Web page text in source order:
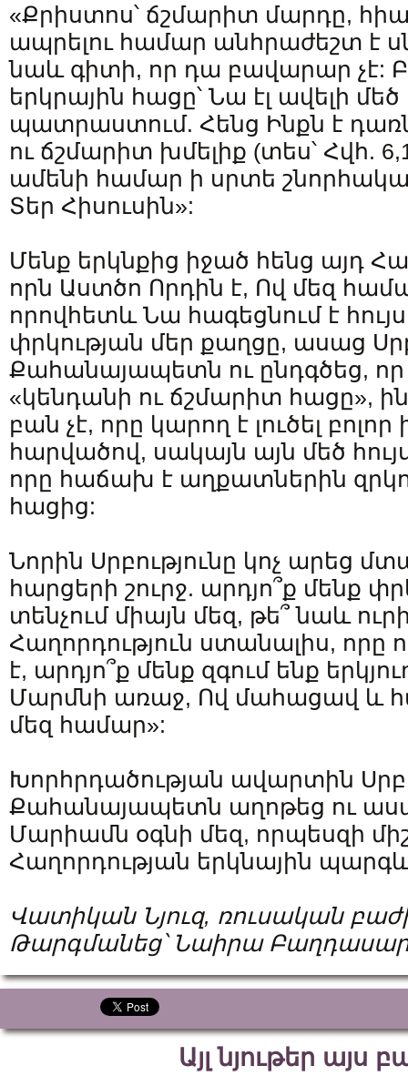
«Քրիստոս՝ ճշմարիտ մարդը,
ապրելու համար անհրաժեշտ է
նաև գիտի, որ դա բավարար չէ:
երկրային հացը՝ Նա էլ ավելի
պատրաստում. Հենց Ինքն է
ու ճշմարիտ խմելիք (տես՝ Հվհ.
ամենի համար ի սրտե
Տեր Հիսուսին»:
Մենք երկնքից իջած հենց այդ
որն Աստծո Որդին է, Ով մեզ
որովհետև Նա հագեցնում է
փրկության մեր քաղցը, ասաց
Քահանայապետն ու ընդգծեց, որ
«կենդանի ու ճշմարիտ հացը»,
բան չէ, որը կարող է լուծել
հարվածով, սակայն այն մեծ
որը հաճախ է աղքատներին
հացից:
Նորին Սրբությունը կոչ արեց
հարցերի շուրջ. արդյո՞ք մենք
տենչում միայն մեզ, թե՞ նաև
Հաղորդություն ստանալիս, որը
է, արդյո՞ք մենք զգում ենք
Մարմնի առաջ, Ով մահացավ և
մեզ համար»:
Խորհրդածության ավարտին
Քահանայապետն աղոթեց ու
Մարիամն օգնի մեզ, որպեսզի
Հաղորդության երկնային
Վատիկան Նյուզ, ռուսական
Թարգմանեց՝ Նաիրա
Այլ նյութեր այս